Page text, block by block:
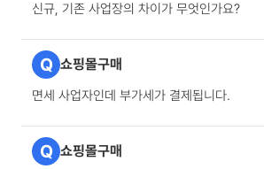
신규, 기존 사업장의 차이가 무엇인가요?
Q 쇼핑몰구매
면세 사업자인데 부가세가 결제됩니다.
Q 쇼핑몰구매